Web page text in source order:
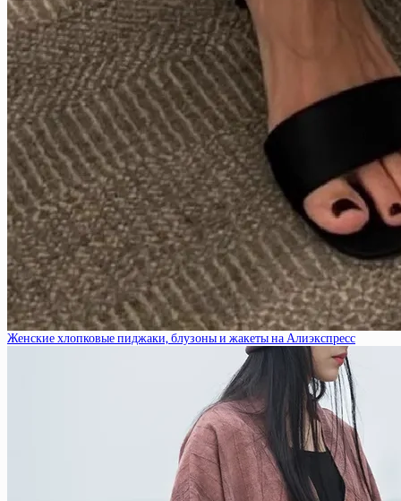
Женские хлопковые пиджаки, блузоны и жакеты на Алиэкспресс